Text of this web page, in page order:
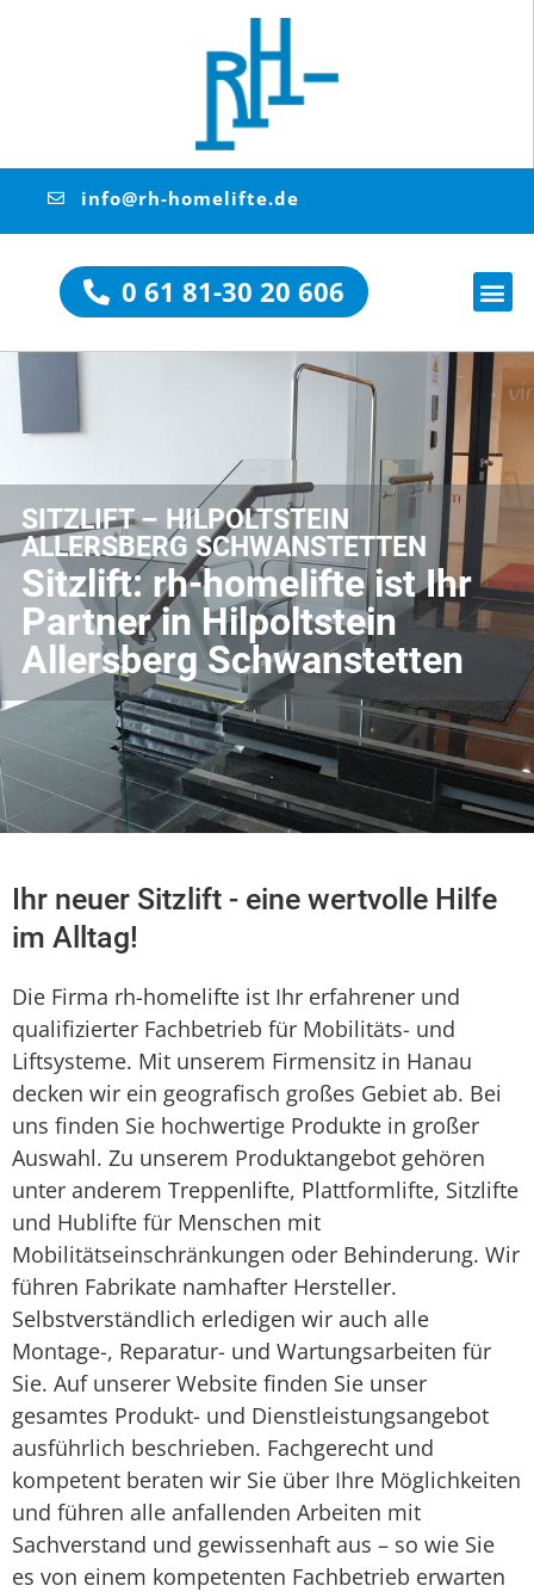
info@rh-homelifte.de
0 61 81-30 20 606
SITZLIFT – HILPOLTSTEIN
ALLERSBERG SCHWANSTETTEN
Sitzlift: rh-homelifte ist Ihr
Partner in Hilpoltstein
Allersberg Schwanstetten
Ihr neuer Sitzlift - eine wertvolle Hilfe
im Alltag!
Die Firma rh-homelifte ist Ihr erfahrener und
qualifizierter Fachbetrieb für Mobilitäts- und
Liftsysteme. Mit unserem Firmensitz in Hanau
decken wir ein geografisch großes Gebiet ab. Bei
uns finden Sie hochwertige Produkte in großer
Auswahl. Zu unserem Produktangebot gehören
unter anderem Treppenlifte, Plattformlifte, Sitzlifte
und Hublifte für Menschen mit
Mobilitätseinschränkungen oder Behinderung. Wir
führen Fabrikate namhafter Hersteller.
Selbstverständlich erledigen wir auch alle
Montage-, Reparatur- und Wartungsarbeiten für
Sie. Auf unserer Website finden Sie unser
gesamtes Produkt- und Dienstleistungsangebot
ausführlich beschrieben. Fachgerecht und
kompetent beraten wir Sie über Ihre Möglichkeiten
und führen alle anfallenden Arbeiten mit
Sachverstand und gewissenhaft aus – so wie Sie
es von einem kompetenten Fachbetrieb erwarten